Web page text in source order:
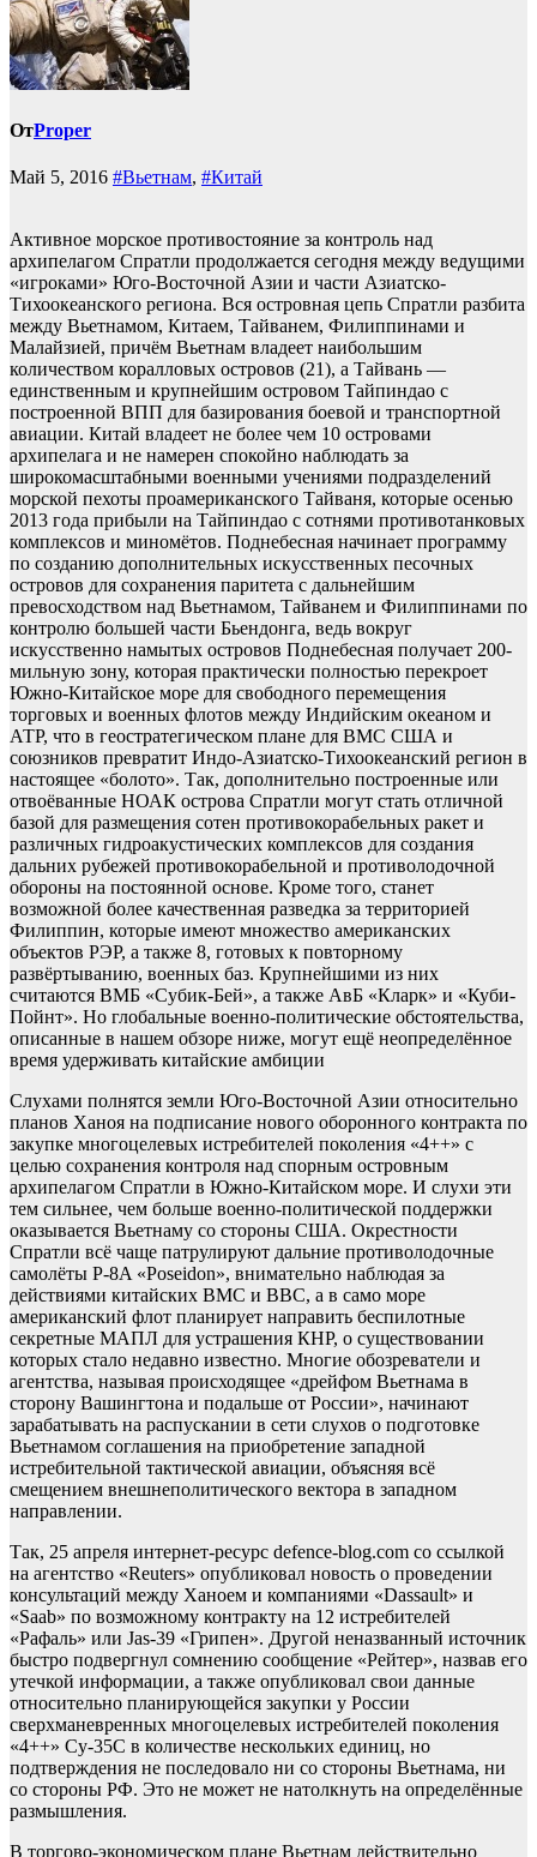
ОтProper
Май 5, 2016 #Вьетнам, #Китай
Активное морское противостояние за контроль над
архипелагом Спратли продолжается сегодня между ведущими
«игроками» Юго-Восточной Азии и части Азиатско-
Тихоокеанского региона. Вся островная цепь Спратли разбита
между Вьетнамом, Китаем, Тайванем, Филиппинами и
Малайзией, причём Вьетнам владеет наибольшим
количеством коралловых островов (21), а Тайвань —
единственным и крупнейшим островом Тайпиндао с
построенной ВПП для базирования боевой и транспортной
авиации. Китай владеет не более чем 10 островами
архипелага и не намерен спокойно наблюдать за
широкомасштабными военными учениями подразделений
морской пехоты проамериканского Тайваня, которые осенью
2013 года прибыли на Тайпиндао с сотнями противотанковых
комплексов и миномётов. Поднебесная начинает программу
по созданию дополнительных искусственных песочных
островов для сохранения паритета с дальнейшим
превосходством над Вьетнамом, Тайванем и Филиппинами по
контролю большей части Бьендонга, ведь вокруг
искусственно намытых островов Поднебесная получает 200-
мильную зону, которая практически полностью перекроет
Южно-Китайское море для свободного перемещения
торговых и военных флотов между Индийским океаном и
АТР, что в геостратегическом плане для ВМС США и
союзников превратит Индо-Азиатско-Тихоокеанский регион в
настоящее «болото». Так, дополнительно построенные или
отвоёванные НОАК острова Спратли могут стать отличной
базой для размещения сотен противокорабельных ракет и
различных гидроакустических комплексов для создания
дальних рубежей противокорабельной и противолодочной
обороны на постоянной основе. Кроме того, станет
возможной более качественная разведка за территорией
Филиппин, которые имеют множество американских
объектов РЭР, а также 8, готовых к повторному
развёртыванию, военных баз. Крупнейшими из них
считаются ВМБ «Субик-Бей», а также АвБ «Кларк» и «Куби-
Пойнт». Но глобальные военно-политические обстоятельства,
описанные в нашем обзоре ниже, могут ещё неопределённое
время удерживать китайские амбиции
Слухами полнятся земли Юго-Восточной Азии относительно
планов Ханоя на подписание нового оборонного контракта по
закупке многоцелевых истребителей поколения «4++» с
целью сохранения контроля над спорным островным
архипелагом Спратли в Южно-Китайском море. И слухи эти
тем сильнее, чем больше военно-политической поддержки
оказывается Вьетнаму со стороны США. Окрестности
Спратли всё чаще патрулируют дальние противолодочные
самолёты P-8A «Poseidon», внимательно наблюдая за
действиями китайских ВМС и ВВС, а в само море
американский флот планирует направить беспилотные
секретные МАПЛ для устрашения КНР, о существовании
которых стало недавно известно. Многие обозреватели и
агентства, называя происходящее «дрейфом Вьетнама в
сторону Вашингтона и подальше от России», начинают
зарабатывать на распускании в сети слухов о подготовке
Вьетнамом соглашения на приобретение западной
истребительной тактической авиации, объясняя всё
смещением внешнеполитического вектора в западном
направлении.
Так, 25 апреля интернет-ресурс defence-blog.com со ссылкой
на агентство «Reuters» опубликовал новость о проведении
консультаций между Ханоем и компаниями «Dassault» и
«Saab» по возможному контракту на 12 истребителей
«Рафаль» или Jas-39 «Грипен». Другой неназванный источник
быстро подвергнул сомнению сообщение «Рейтер», назвав его
утечкой информации, а также опубликовал свои данные
относительно планирующейся закупки у России
сверхманевренных многоцелевых истребителей поколения
«4++» Су-35С в количестве нескольких единиц, но
подтверждения не последовало ни со стороны Вьетнама, ни
со стороны РФ. Это не может не натолкнуть на определённые
размышления.
В торгово-экономическом плане Вьетнам действительно